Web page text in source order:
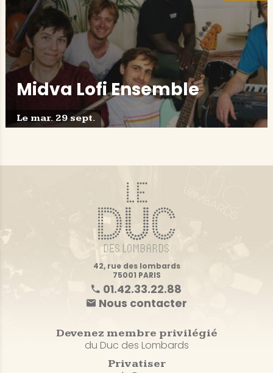
Midva Lofi Ensemble
Le mar. 29 sept.
42, rue des lombards
75001 PARIS
01.42.33.22.88
Nous contacter
Devenez membre privilégié
du Duc des Lombards
Privatiser